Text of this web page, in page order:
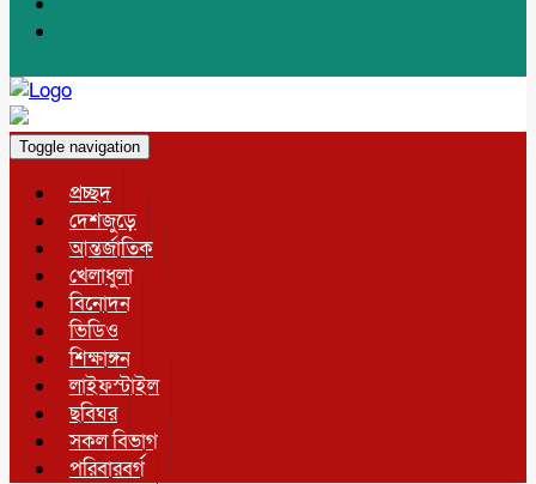
Toggle navigation
প্রচ্ছদ
দেশজুড়ে
আন্তর্জাতিক
খেলাধুলা
বিনোদন
ভিডিও
শিক্ষাঙ্গন
লাইফস্টাইল
ছবিঘর
সকল বিভাগ
পরিবারবর্গ